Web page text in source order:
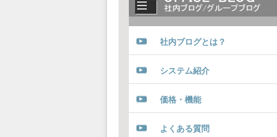
社内ブログとは？
システム紹介
価格・機能
よくある質問